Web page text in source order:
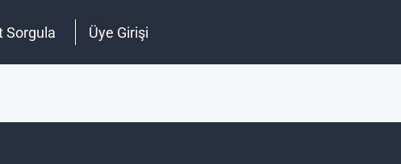
Sorgula Üye Girişi